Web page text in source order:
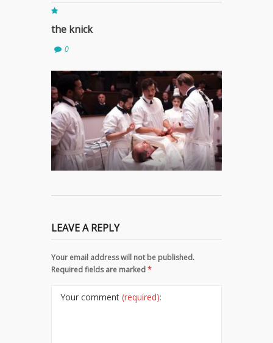
the knick
0
LEAVE A REPLY
Your email address will not be published.
Required fields are marked*
Your comment (required):